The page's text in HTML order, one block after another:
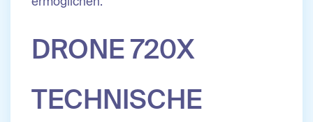
ermöglichen.
DRONE 720X
TECHNISCHE